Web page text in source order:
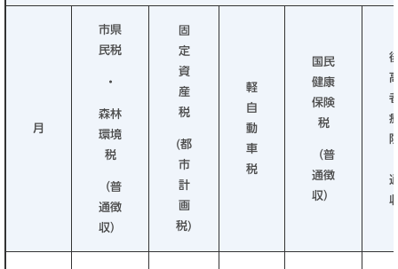
月
市県
民税
・
森林
環境
税
（普
通徴
収）
固
定
資
産
税
(都
市
計
画
税)
軽
自
動
車
税
国民
健康
保険
税
（普
通徴
収）